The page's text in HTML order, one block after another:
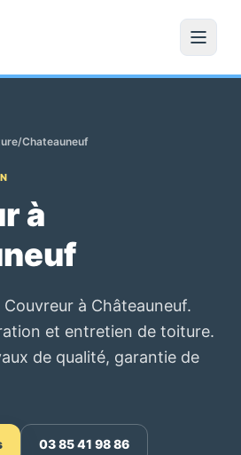
/Chateauneuf
à
à Châteauneuf.
et entretien de toiture.
de qualité, garantie de
03 85 41 98 86